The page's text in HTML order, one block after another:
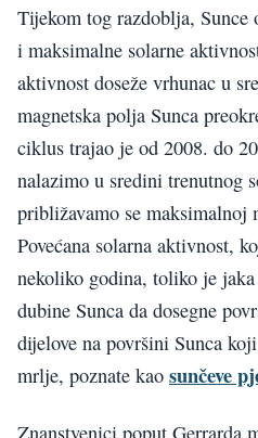
Tijekom tog razdoblja,
i maksimalne solarne
aktivnost doseže vrhunac u
magnetska polja Sunca
ciklus trajao je od 2008. do
nalazimo u sredini trenutnog
približavamo se maksimalnoj
Povećana solarna aktivnost,
nekoliko godina, toliko je
dubine Sunca da dosegne
dijelove na površini Sunca
mrlje, poznate kao sunčeve
Znanstvenici poput Gerrarda